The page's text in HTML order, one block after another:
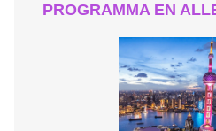
PROGRAMMA EN